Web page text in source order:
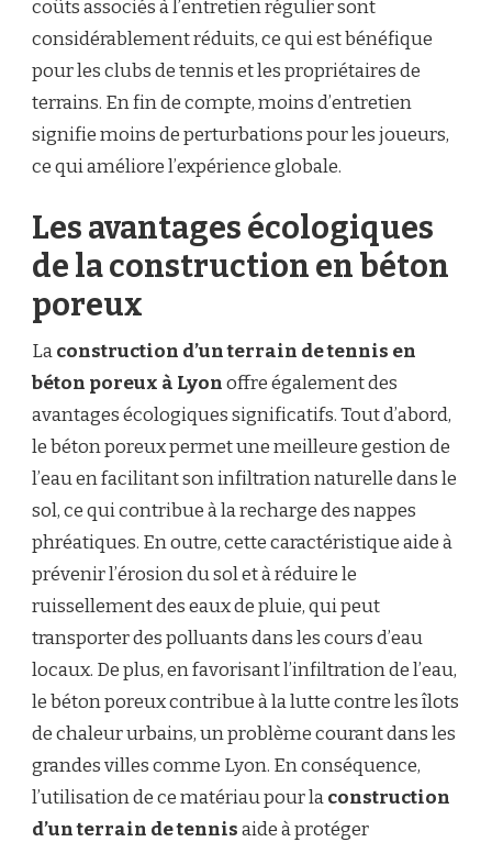
coûts associés à l’entretien régulier sont
considérablement réduits, ce qui est bénéfique
pour les clubs de tennis et les propriétaires de
terrains. En fin de compte, moins d’entretien
signifie moins de perturbations pour les joueurs,
ce qui améliore l’expérience globale.
Les avantages écologiques
de la construction en béton
poreux
Laconstruction d’un terrain de tennis en
béton poreux à Lyonoffre également des
avantages écologiques significatifs. Tout d’abord,
le béton poreux permet une meilleure gestion de
l’eau en facilitant son infiltration naturelle dans le
sol, ce qui contribue à la recharge des nappes
phréatiques. En outre, cette caractéristique aide à
prévenir l’érosion du sol et à réduire le
ruissellement des eaux de pluie, qui peut
transporter des polluants dans les cours d’eau
locaux. De plus, en favorisant l’infiltration de l’eau,
le béton poreux contribue à la lutte contre les îlots
de chaleur urbains, un problème courant dans les
grandes villes comme Lyon. En conséquence,
l’utilisation de ce matériau pour laconstruction
d’un terrain de tennisaide à protéger